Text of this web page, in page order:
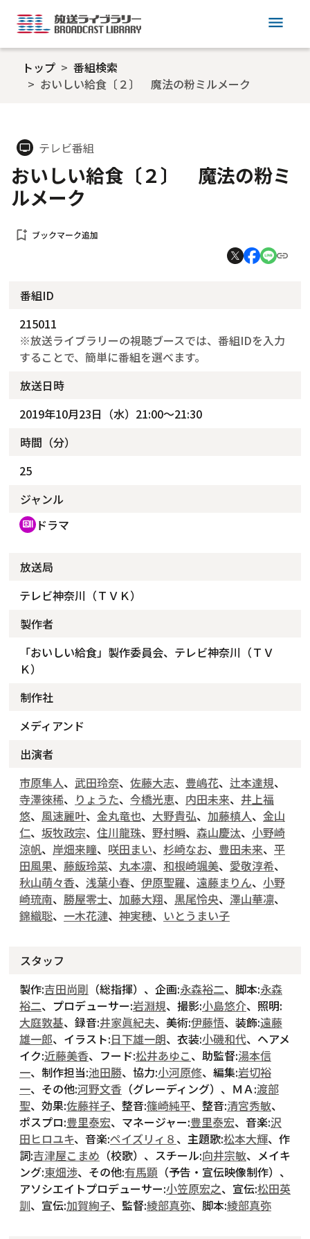
menu
トップ
番組検索
おいしい給食〔２〕 魔法の粉ミルメーク
tv テレビ番組
おいしい給食〔２〕 魔法の粉ミ
ルメーク
bookmark_add ブックマーク追加
番組ID
215011
※放送ライブラリーの視聴ブースでは、番組IDを入力
することで、簡単に番組を選べます。
放送日時
2019年10月23日（水）21:00～21:30
時間（分）
25
ジャンル
recent_actors ドラマ
放送局
テレビ神奈川（ＴＶＫ）
製作者
「おいしい給食」製作委員会、テレビ神奈川（ＴＶ
Ｋ）
制作社
メディアンド
出演者
市原隼人、 武田玲奈、 佐藤大志、 豊嶋花、 辻本達規、
寺澤徠稀、 りょうた、 今橋光恵、 内田未来、 井上福
悠、 風速麗叶、 金丸竜也、 大野貴弘、 加藤槙人、 金山
仁、 坂牧政宗、 住川龍珠、 野村瞬、 森山慶汰、 小野崎
涼帆、 岸畑来瞳、 咲田まい、 杉崎なお、 豊田未来、 平
田風果、 藤飯玲菜、 丸本凛、 和根崎颯美、 愛敬淳希、
秋山萌々香、 浅葉小春、 伊原聖羅、 遠藤まりん、 小野
崎琉南、 勝屋零士、 加藤大翔、 黒尾怜央、 澤山華凛、
錦織聡、 一木花漣、 神実穂、 いとうまい子
スタッフ
製作:吉田尚剛 （総指揮）、企画:永森裕二、脚本:永森
裕二、プロデューサー:岩淵規、撮影:小島悠介、照明:
大庭敦基、録音:井家眞紀夫、美術:伊藤悟、装飾:遠藤
雄一郎、イラスト:日下雄一朗、衣装:小磯和代、ヘアメ
イク:近藤美香、フード:松井あゆこ、助監督:湯本信
一、制作担当:池田勝、協力:小河原修、編集:岩切裕
一、その他:河野文香 （グレーディング）、ＭＡ:渡部
聖、効果:佐藤祥子、整音:篠崎純平、整音:清宮秀敏、
ポスプロ:豊里泰宏、マネージャー:豊里泰宏、音楽:沢
田ヒロユキ、音楽:ペイズリィ８ 、主題歌:松本大輝、作
詞:吉津屋こまめ （校歌）、スチール:向井宗敏、メイキ
ング:東畑渉、その他:有馬顕 （予告・宣伝映像制作）、
アソシエイトプロデューサー:小笠原宏之、宣伝:松田英
訓、宣伝:加賀絢子、監督:綾部真弥、脚本:綾部真弥